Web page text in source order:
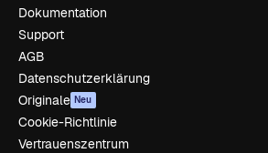
Dokumentation
Support
AGB
Datenschutzerklärung
Originale Neu
Cookie-Richtlinie
Vertrauenszentrum